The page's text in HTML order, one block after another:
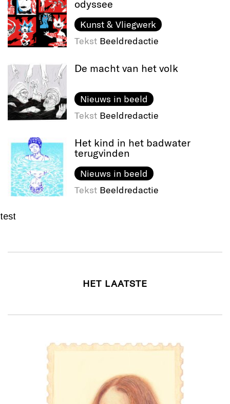
odyssee
Kunst & Vliegwerk
Tekst Beeldredactie
De macht van het volk
Nieuws in beeld
Tekst Beeldredactie
Het kind in het badwater
terugvinden
Nieuws in beeld
Tekst Beeldredactie
test
HET LAATSTE